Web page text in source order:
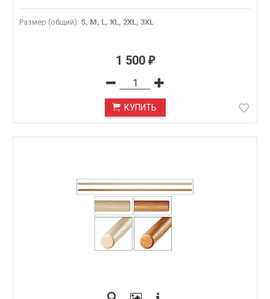
Размер (общий): S, M, L, XL, 2XL, 3XL
1 500 ₽
КУПИТЬ